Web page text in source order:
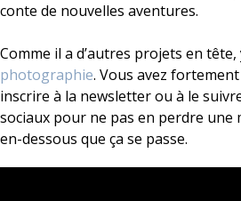
conte de nouvelles aventures.
Comme il a d’autres projets en
photographie. Vous avez
inscrire à la newsletter ou à le
sociaux pour ne pas en perdre une
en-dessous que ça se passe.